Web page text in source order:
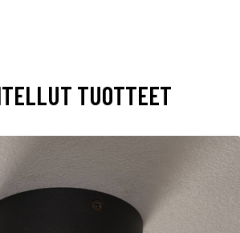
TUOTTEET